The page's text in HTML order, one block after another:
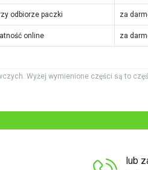
odbiorze paczki za
online za
Wyżej wymienione części są to
lub